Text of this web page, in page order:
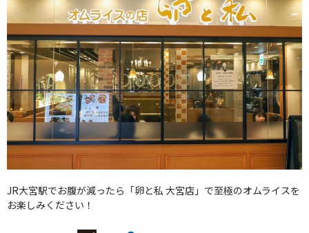
JR大宮駅でお腹が減ったら「卵と私 大宮店」で至極のオムライスを
お楽しみください！